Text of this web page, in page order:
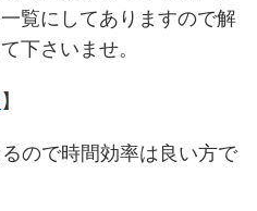
覧にしてありますので解
下さいませ。
】
ので時間効率は良い方で